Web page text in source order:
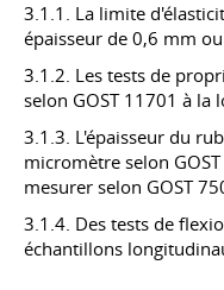
3.1.1. La limite
épaisseur de 0,6 mm
3.1.2. Les tests de
selon GOST 11701 à la
3.1.3. L'épaisseur du
micromètre selon
mesurer selon GOST
3.1.4. Des tests de
échantillons